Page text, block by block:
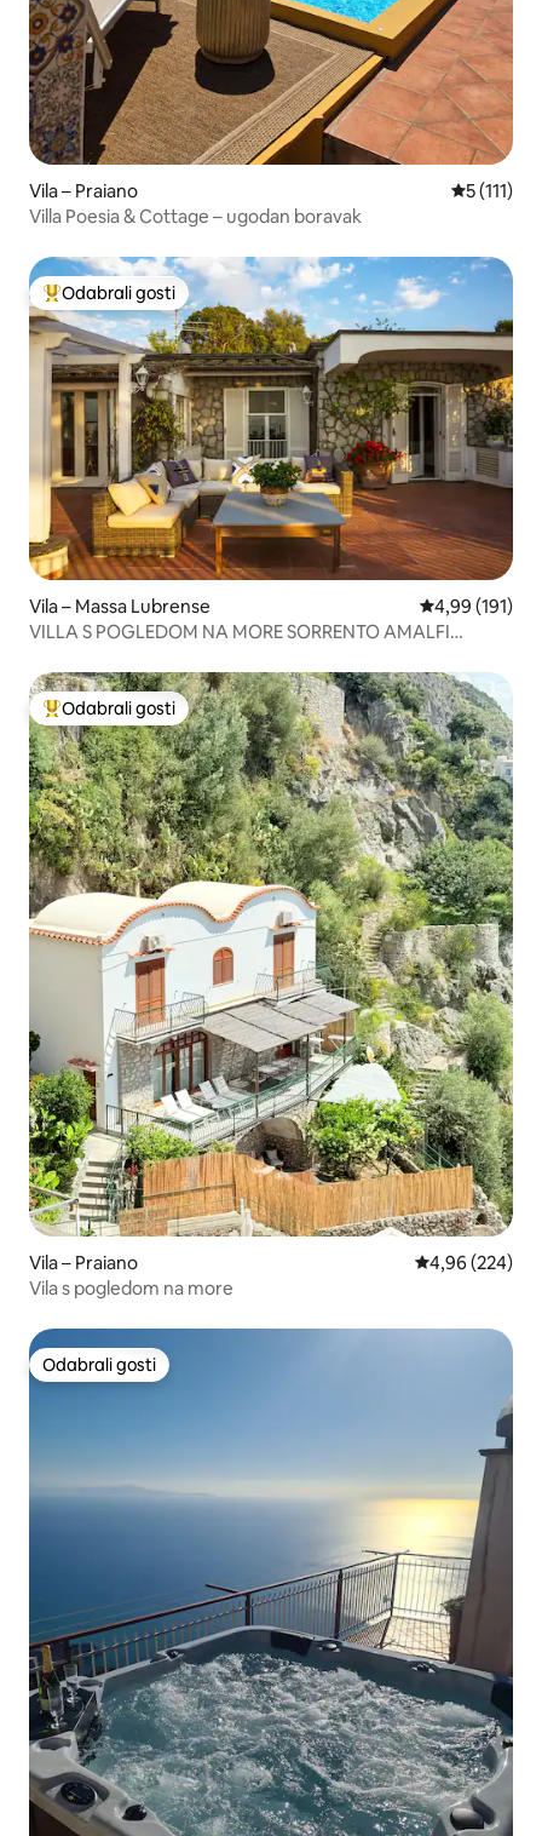
Vila – Praiano Prosječna
5 (111)
Villa Poesia & Cottage – ugodan boravak
Među najviše rangiranima s oznakom „Odabrali gosti”
Odabrali gosti
Vila – Massa Lubrense Prosječna
4,99 (191)
VILLA S POGLEDOM NA MORE SORRENTO AMALFI
Među najviše rangiranima s oznakom „Odabrali gosti”
Odabrali gosti
Vila – Praiano Prosječna
4,96 (224)
Vila s pogledom na more
Odabrali gosti
Odabrali gosti